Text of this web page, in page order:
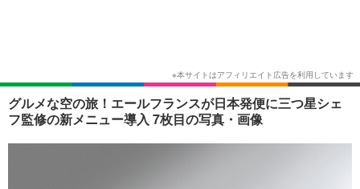
ショッピング その他
グルメな空の旅！エールフランスが日本発便に三つ星シェ
フ監修の新メニュー導入 7枚目の写真・画像